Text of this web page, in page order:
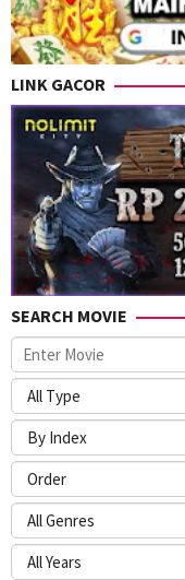
LINK GACOR
SEARCH MOVIE